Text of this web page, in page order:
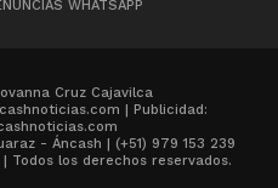
WHATSAPP
Cruz Cajavilca
| Publicidad:
- Áncash | (+51) 979 153 239
Todos los derechos reservados.